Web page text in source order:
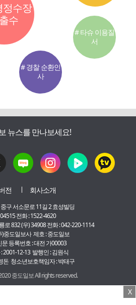
정수장
수
# 경찰 순환인
사
# 타슈 이용질
서
뉴스를 만나보세요!
전 회사소개
구 서소문로 11길 2 효성빌딩
전화 : 1522-4620
로 832 (우) 34908 전화 : 042-220-1114
)중도일보사 제호 : 중도일보
등록번호 : 대전 가00003
2001-12-13 발행인 : 김원식
돈 청소년보호책임자 : 박태구
중도일보 All rights reserved.
X